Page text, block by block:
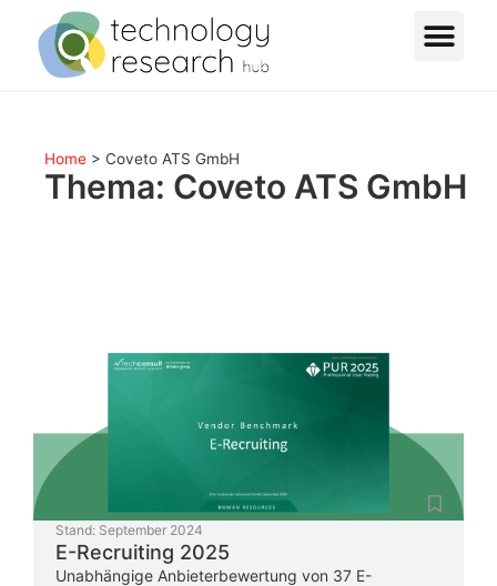
Home > Coveto ATS GmbH
Thema: Coveto ATS GmbH
Stand: September 2024
E-Recruiting 2025
Unabhängige Anbieterbewertung von 37 E-